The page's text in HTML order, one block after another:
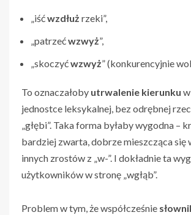
„iśćwzdłuż rzeki”,
„patrzećwzwyż”,
„skoczyćwzwyż” (konkurencyjnie
To oznaczałoby utrwalenie kierunku
jednostce leksykalnej, bez odrębnej
„głębi”. Taka forma byłaby wygodna –
bardziej zwarta, dobrze mieszcząca się
innych zrostów z „w-”. I dokładnie ta
użytkowników w stronę „wgłąb”.
Problem w tym, że współcześnie